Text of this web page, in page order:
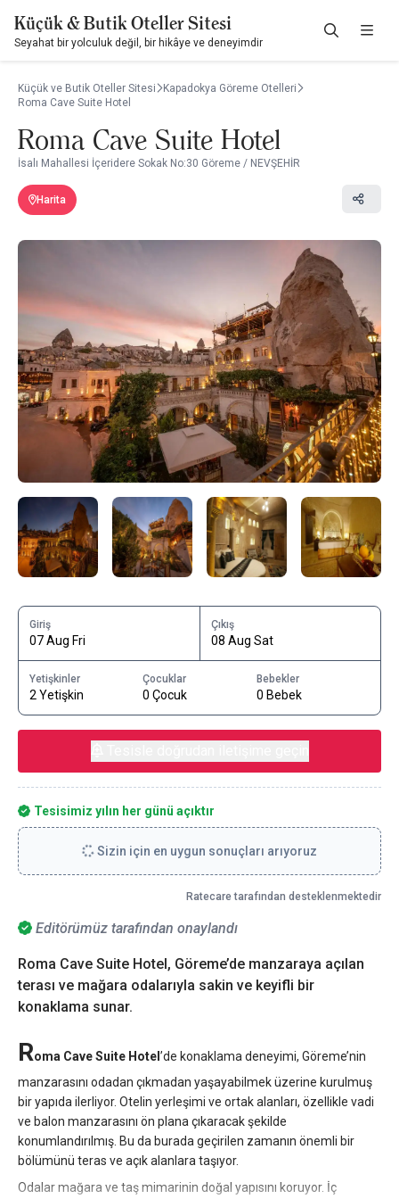
Küçük & Butik Oteller Sitesi
Seyahat bir yolculuk değil, bir hikâye ve deneyimdir
Küçük ve Butik Oteller Sitesi
Kapadokya Göreme Otelleri
Roma Cave Suite Hotel
Roma Cave Suite Hotel
İsalı Mahallesi İçeridere Sokak No:30 Göreme / NEVŞEHİR
Harita
Editörümüz tarafından onaylandı
Roma Cave Suite Hotel, Göreme’de manzaraya açılan
terası ve mağara odalarıyla sakin ve keyifli bir
konaklama sunar.
Roma Cave Suite Hotel’de konaklama deneyimi, Göreme’nin
manzarasını odadan çıkmadan yaşayabilmek üzerine kurulmuş
bir yapıda ilerliyor. Otelin yerleşimi ve ortak alanları, özellikle vadi
ve balon manzarasını ön plana çıkaracak şekilde
konumlandırılmış. Bu da burada geçirilen zamanın önemli bir
bölümünü teras ve açık alanlara taşıyor.
Odalar mağara ve taş mimarinin doğal yapısını koruyor. İç
Giriş
07 Aug Fri
Çıkış
08 Aug Sat
Yetişkinler
2 Yetişkin
Çocuklar
0 Çocuk
Bebekler
0 Bebek
Tesisimiz yılın her günü açıktır
Sizin için en uygun sonuçları arıyoruz
Ratecare tarafından desteklenmektedir